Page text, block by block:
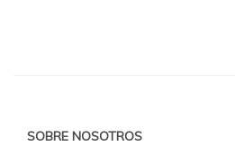
SOBRE NOSOTROS